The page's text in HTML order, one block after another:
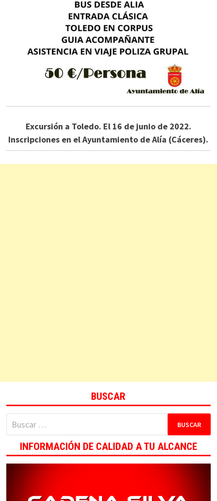
Excursión a Toledo. El 16 de junio de 2022.
Inscripciones en el Ayuntamiento de Alía (Cáceres).
BUSCAR
Buscar:
INFORMACIÓN DE CALIDAD A TU ALCANCE